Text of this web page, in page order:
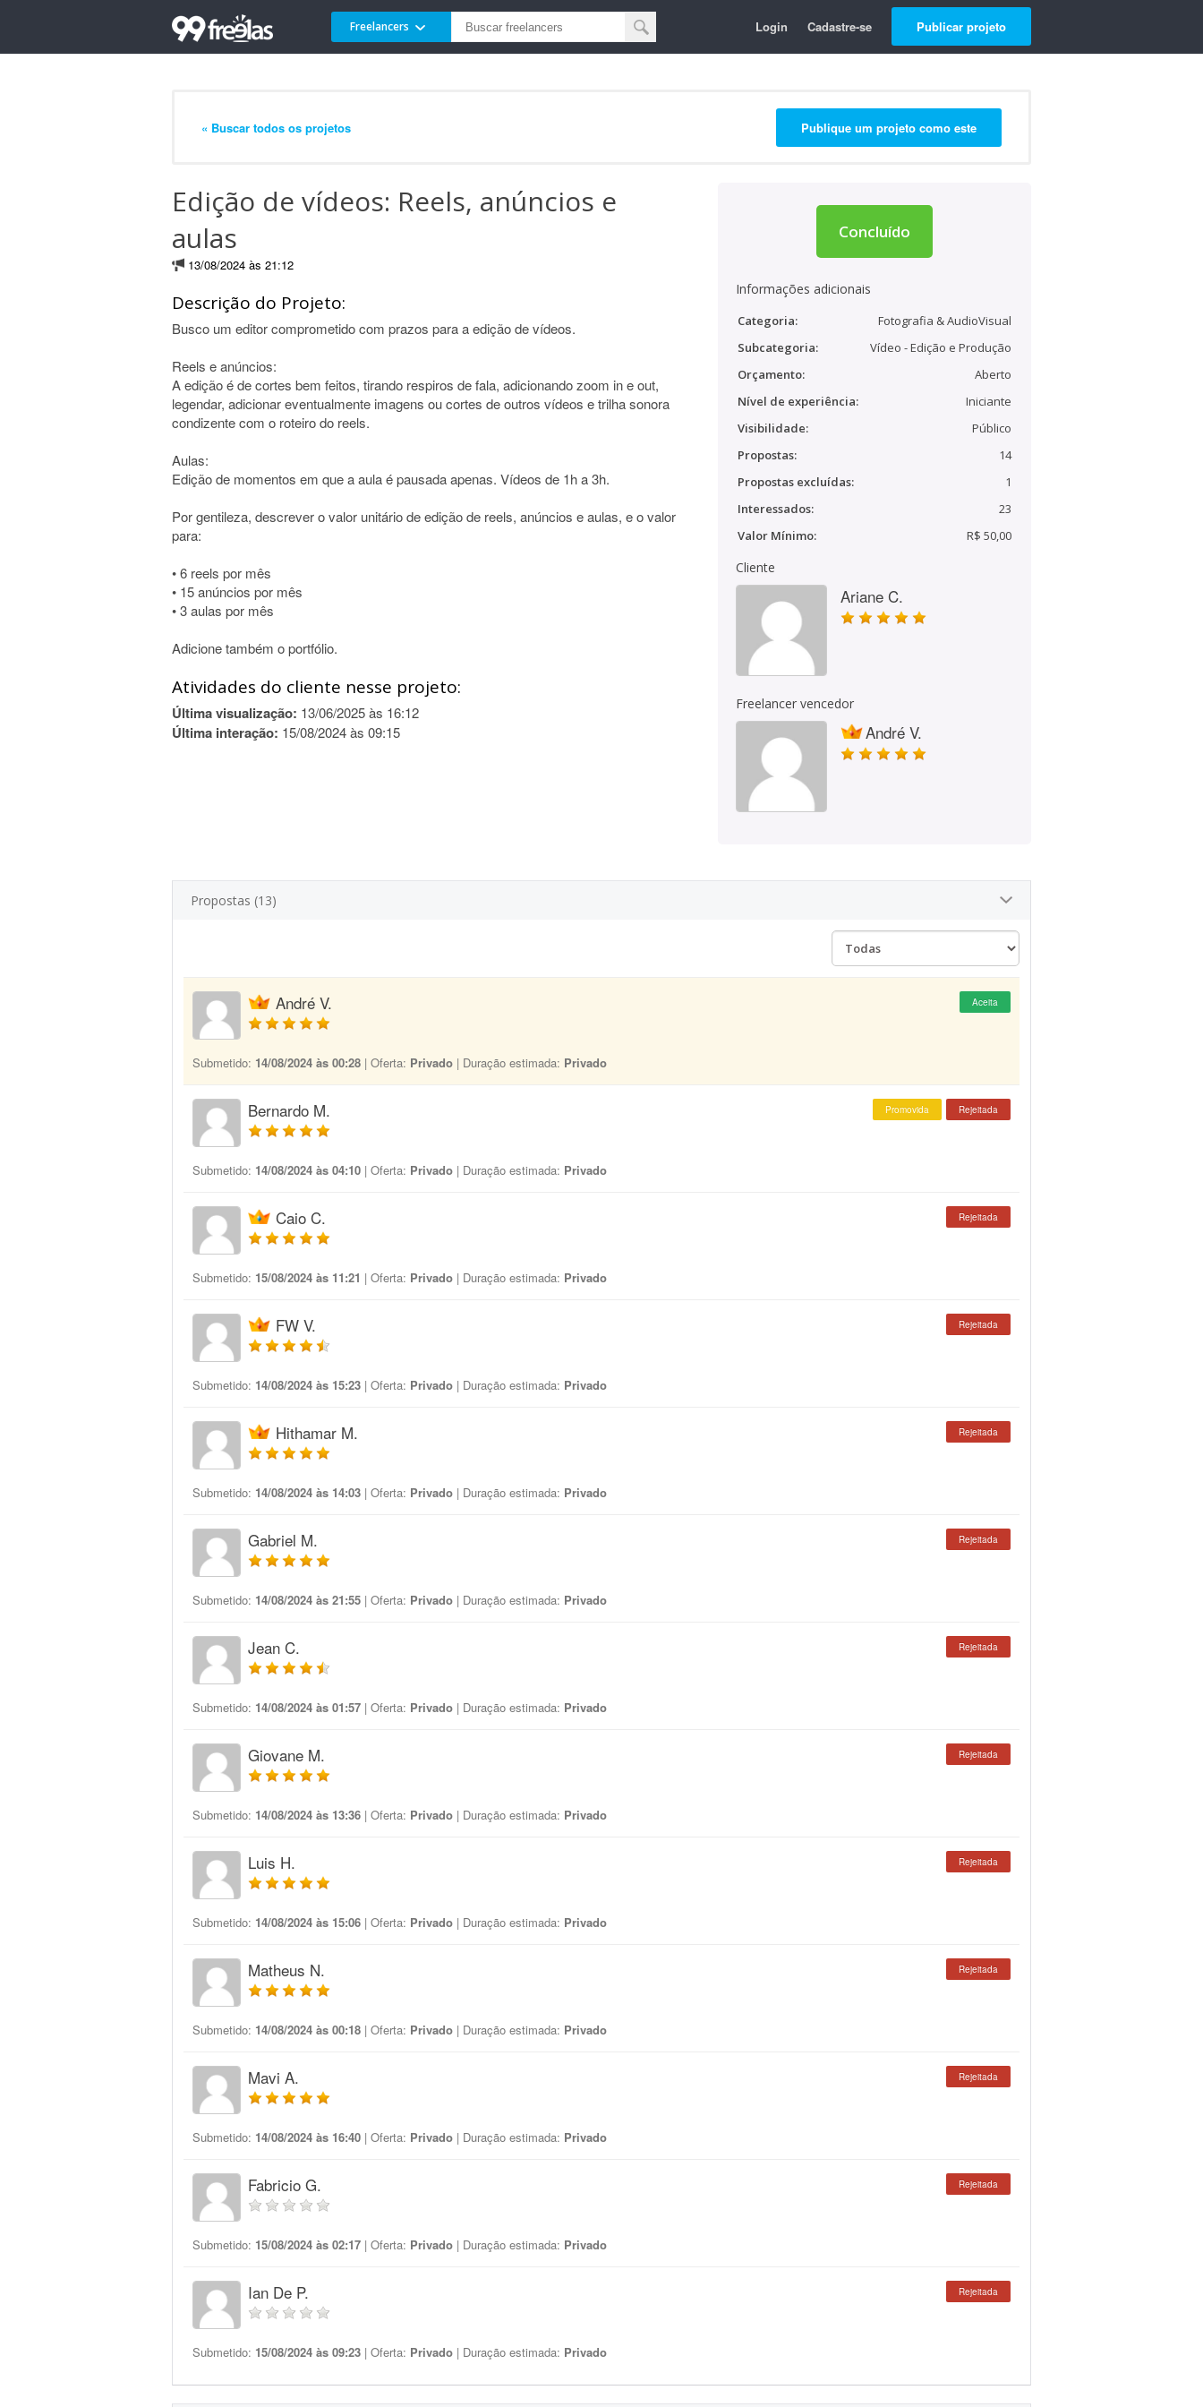
Freelancers Login Cadastre-se Publicar projeto
« Buscar todos os projetos Publique um projeto como este
Edição de vídeos: Reels, anúncios e
aulas
13/08/2024 às 21:12
Descrição do Projeto:
Busco um editor comprometido com prazos para a edição de vídeos.
Reels e anúncios:
A edição é de cortes bem feitos, tirando respiros de fala, adicionando zoom in e out,
legendar, adicionar eventualmente imagens ou cortes de outros vídeos e trilha sonora
condizente com o roteiro do reels.
Aulas:
Edição de momentos em que a aula é pausada apenas. Vídeos de 1h a 3h.
Por gentileza, descrever o valor unitário de edição de reels, anúncios e aulas, e o valor
para:
• 6 reels por mês
• 15 anúncios por mês
• 3 aulas por mês
Adicione também o portfólio.
Atividades do cliente nesse projeto:
Última visualização: 13/06/2025 às 16:12
Última interação: 15/08/2024 às 09:15
Concluído
Informações adicionais
Categoria:
Fotografia & AudioVisual
Subcategoria:
Vídeo - Edição e Produção
Orçamento:
Aberto
Nível de experiência:
Iniciante
Visibilidade:
Público
Propostas:
14
Propostas excluídas:
1
Interessados:
23
Valor Mínimo:
R$ 50,00
Cliente
Ariane C.
Freelancer vencedor
André V.
Propostas (13)
André V. Aceita
Submetido: 14/08/2024 às 00:28 | Oferta: Privado | Duração estimada: Privado
Bernardo M. Promovida Rejeitada
Submetido: 14/08/2024 às 04:10 | Oferta: Privado | Duração estimada: Privado
Caio C. Rejeitada
Submetido: 15/08/2024 às 11:21 | Oferta: Privado | Duração estimada: Privado
FW V. Rejeitada
Submetido: 14/08/2024 às 15:23 | Oferta: Privado | Duração estimada: Privado
Hithamar M. Rejeitada
Submetido: 14/08/2024 às 14:03 | Oferta: Privado | Duração estimada: Privado
Gabriel M. Rejeitada
Submetido: 14/08/2024 às 21:55 | Oferta: Privado | Duração estimada: Privado
Jean C. Rejeitada
Submetido: 14/08/2024 às 01:57 | Oferta: Privado | Duração estimada: Privado
Giovane M. Rejeitada
Submetido: 14/08/2024 às 13:36 | Oferta: Privado | Duração estimada: Privado
Luis H. Rejeitada
Submetido: 14/08/2024 às 15:06 | Oferta: Privado | Duração estimada: Privado
Matheus N. Rejeitada
Submetido: 14/08/2024 às 00:18 | Oferta: Privado | Duração estimada: Privado
Mavi A. Rejeitada
Submetido: 14/08/2024 às 16:40 | Oferta: Privado | Duração estimada: Privado
Fabricio G. Rejeitada
Submetido: 15/08/2024 às 02:17 | Oferta: Privado | Duração estimada: Privado
Ian De P. Rejeitada
Submetido: 15/08/2024 às 09:23 | Oferta: Privado | Duração estimada: Privado